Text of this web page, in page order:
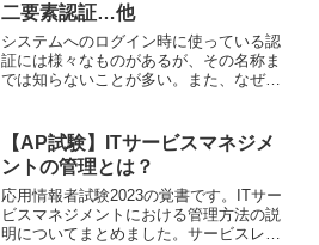
二要素認証…他
システムへのログイン時に使っている認
証には様々なものがあるが、その名称ま
では知らないことが多い。また、なぜ面
ておきたい。リスクベース認証とは何
か？リスクベース認証とは何...
【AP試験】ITサービスマネジメ
ントの管理とは？
応用情報者試験2023の覚書です。ITサー
ビスマネジメントにおける管理方法の説
明についてまとめました。サービスレベ